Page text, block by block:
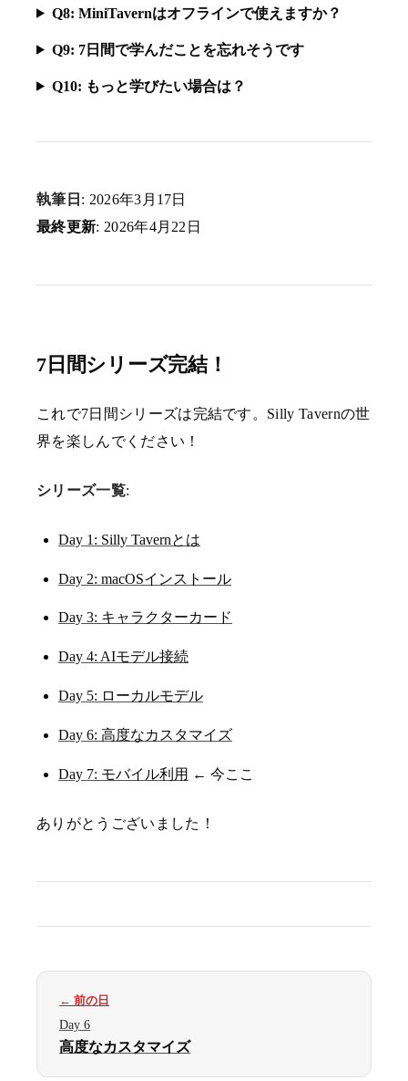
Q8: MiniTavernはオフラインで使えますか？
Q9: 7日間で学んだことを忘れそうです
Q10: もっと学びたい場合は？
執筆日 : 2026年3月17日
最終更新: 2026年4月22日
7日間シリーズ完結！
これで7日間シリーズは完結です。Silly Tavernの世
界を楽しんでください！
シリーズ一覧:
Day 1: Silly Tavernとは
Day 2: macOSインストール
Day 3: キャラクターカード
Day 4: AIモデル接続
Day 5: ローカルモデル
Day 6: 高度なカスタマイズ
Day 7: モバイル利用 ← 今ここ
ありがとうございました！
← 前の日
Day 6
高度なカスタマイズ